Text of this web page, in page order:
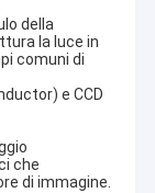
della
la luce in
comuni di
e CCD
che
di immagine.